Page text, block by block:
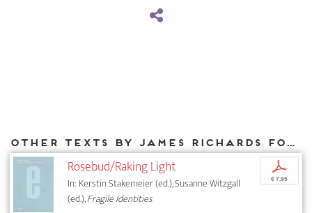
Other texts by James Richards for DIAPHANES
Rosebud/Raking Light
In: Kerstin Stakemeier (ed.), Susanne Witzgall
(ed.),Fragile Identities
p
€ 7,95